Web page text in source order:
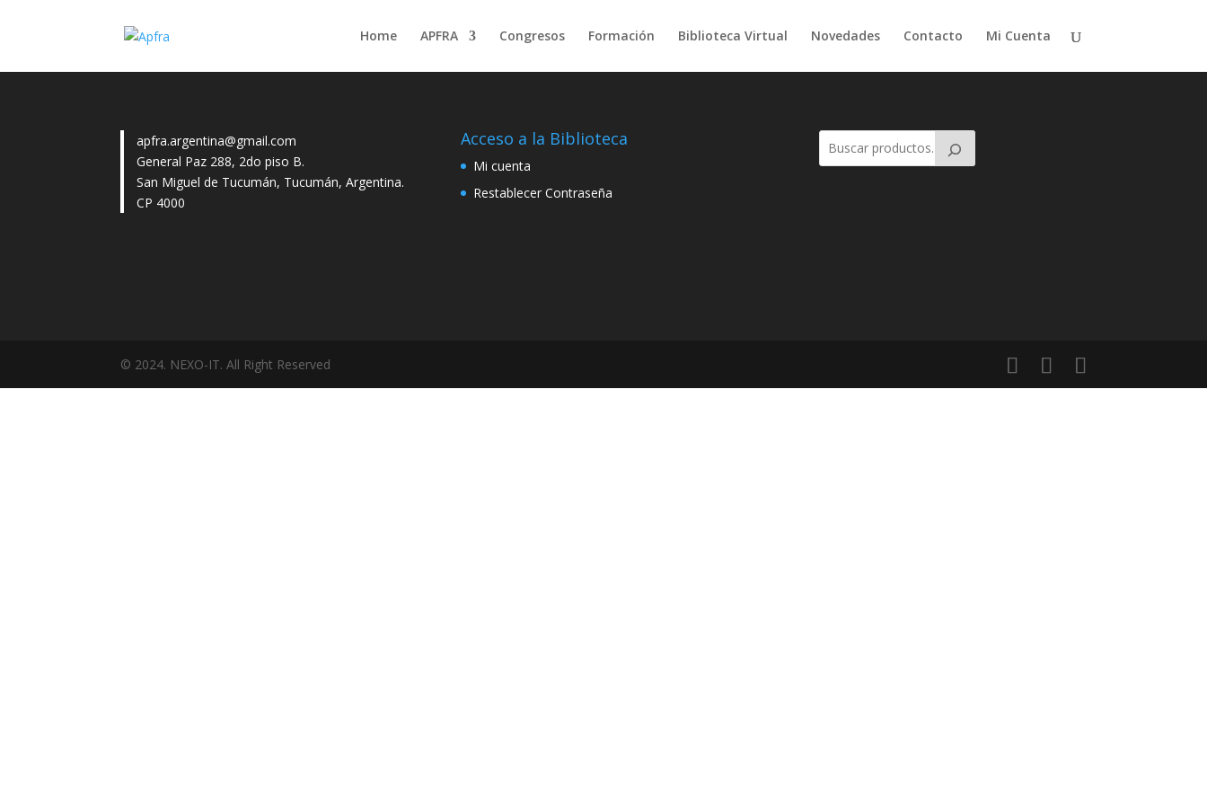
Home APFRA Congresos Formación Biblioteca Virtual Novedades Contacto Mi Cuenta
apfra.argentina@gmail.com
General Paz 288, 2do piso B.
San Miguel de Tucumán, Tucumán, Argentina.
CP 4000
Acceso a la Biblioteca
Mi cuenta
Restablecer Contraseña
© 2024. NEXO-IT. All Right Reserved